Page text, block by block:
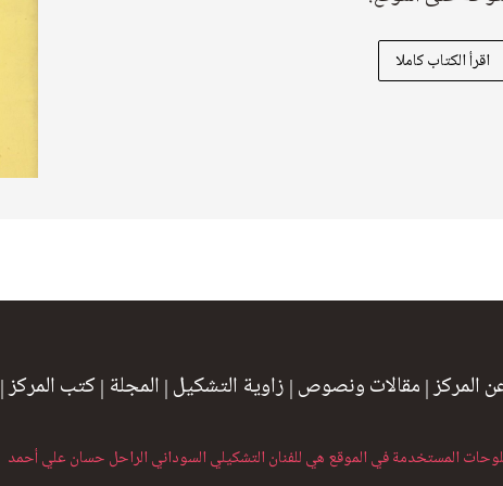
اقرأ الكتاب كاملا
المركز| مقالات ونصوص | زاوية التشكيل | المجلة |كتب المركز|
المستخدمة في الموقع هي للفنان التشكيلي السوداني الراحل حسان علي أحمد